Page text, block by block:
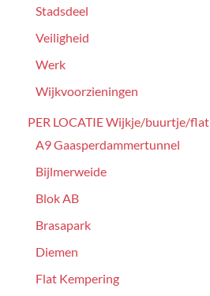
Stadsdeel
Veiligheid
Werk
Wijkvoorzieningen
PER LOCATIE Wijkje/buurtje/flat
A9 Gaasperdammertunnel
Bijlmerweide
Blok AB
Brasapark
Diemen
Flat Kempering